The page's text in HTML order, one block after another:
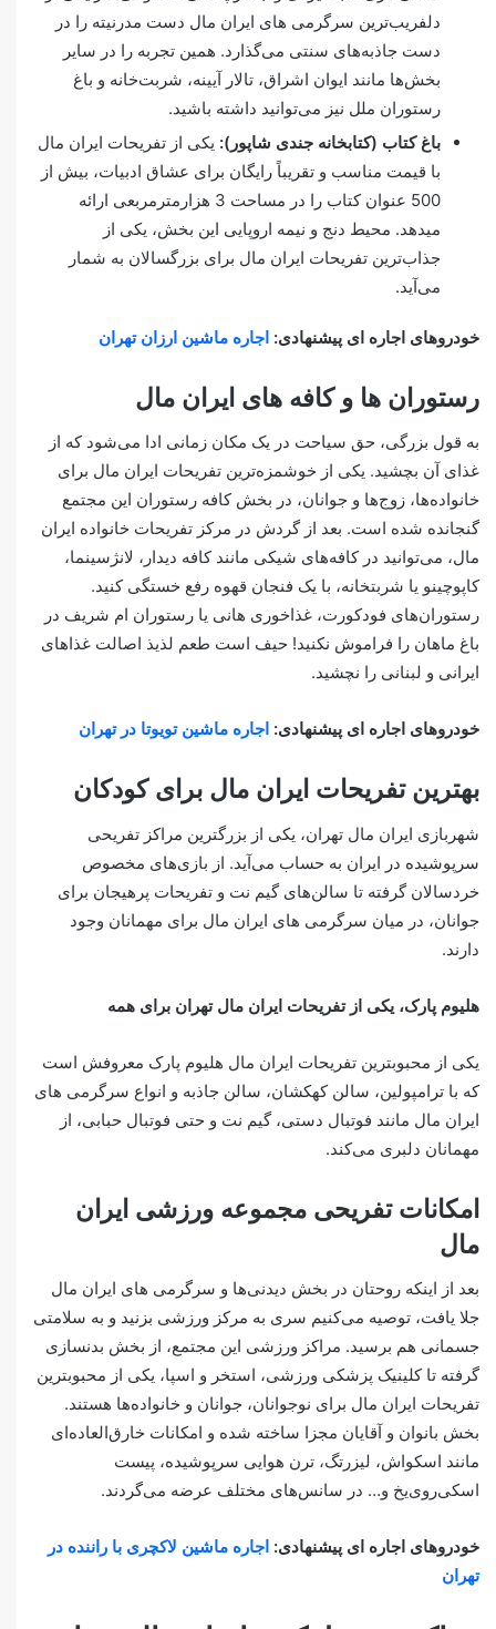
دلفریب‌ترین سرگرمی های ایران مال دست مدرنیته را در
دست جاذبه‌های سنتی می‌گذارد. همین تجربه را در سایر
بخش‌ها مانند ایوان اشراق، تالار آیینه، شربت‌خانه و باغ
رستوران ملل نیز می‌توانید داشته باشید.
باغ کتاب (کتابخانه جندی شاپور): یکی از تفریحات ایران مال
با قیمت مناسب و تقریباً رایگان برای عشاق ادبیات، بیش از
500 عنوان کتاب را در مساحت 3 هزارمترمربعی ارائه
می‎دهد. محیط دنج و نیمه اروپایی این بخش، یکی از
جذاب‌ترین تفریحات ایران مال برای بزرگسالان به شمار
می‌آید.
خودروهای اجاره ای پیشنهادی: اجاره ماشین ارزان تهران
رستوران‌ ها و کافه‌ های ایران مال
به قول بزرگی، حق سیاحت در یک مکان زمانی ادا می‌شود که از
غذای آن بچشید. یکی از خوشمزه‌ترین تفریحات ایران مال برای
خانواده‌ها، زوج‌ها و جوانان، در بخش کافه رستوران این مجتمع
گنجانده شده است. بعد از گردش در مرکز تفریحات خانواده ایران
مال، می‌توانید در کافه‌های شیکی مانند کافه دیدار، لانژسینما،
کاپوچینو یا شربتخانه، با یک فنجان قهوه رفع خستگی کنید.
رستوران‌های فودکورت، غذاخوری هانی یا رستوران ام شریف در
باغ ماهان را فراموش نکنید! حیف است طعم لذیذ اصالت غذاهای
ایرانی و لبنانی را نچشید.
خودروهای اجاره ای پیشنهادی: اجاره ماشین تویوتا در تهران
بهترین تفریحات ایران مال برای کودکان
شهربازی ایران مال تهران، یکی از بزرگترین مراکز تفریحی
سرپوشیده در ایران به حساب می‌آید. از بازی‌های مخصوص
خردسالان گرفته تا سالن‌های گیم نت و تفریحات پرهیجان برای
جوانان، در میان سرگرمی های ایران مال برای مهمانان وجود
دارند.
هلیوم پارک، یکی از تفریحات ایران مال تهران برای همه
یکی از محبوبترین تفریحات ایران مال هلیوم پارک معروفش است
که با ترامپولین، سالن کهکشان، سالن جاذبه و انواع سرگرمی های
ایران مال مانند فوتبال دستی، گیم نت و حتی فوتبال حبابی، از
مهمانان دلبری می‌کند.
امکانات تفریحی مجموعه ورزشی ایران
مال
بعد از اینکه روحتان در بخش دیدنی‌ها و سرگرمی های ایران مال
جلا یافت، توصیه می‌کنیم سری به مرکز ورزشی بزنید و به سلامتی
جسمانی هم برسید. مراکز ورزشی این مجتمع، از بخش بدنسازی
گرفته تا کلینیک پزشکی ورزشی، استخر و اسپا، یکی از محبوبترین
تفریحات ایران مال برای نوجوانان، جوانان و خانواده‌ها هستند.
بخش بانوان و آقایان مجزا ساخته شده و امکانات خارق‌العاده‌ای
مانند اسکواش، لیزرتگ، ترن هوایی سرپوشیده، پیست
اسکی‌روی‌یخ و… در سانس‌های مختلف عرضه می‌گردند.
خودروهای اجاره ای پیشنهادی: اجاره ماشین لاکچری با راننده در
تهران